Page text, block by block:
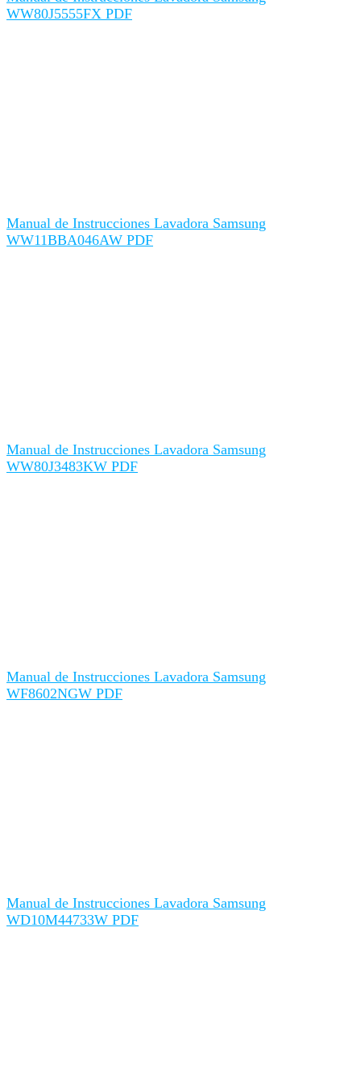
WW80J5555FX PDF
Manual de Instrucciones Lavadora Samsung
WW11BBA046AW PDF
Manual de Instrucciones Lavadora Samsung
WW80J3483KW PDF
Manual de Instrucciones Lavadora Samsung
WF8602NGW PDF
Manual de Instrucciones Lavadora Samsung
WD10M44733W PDF